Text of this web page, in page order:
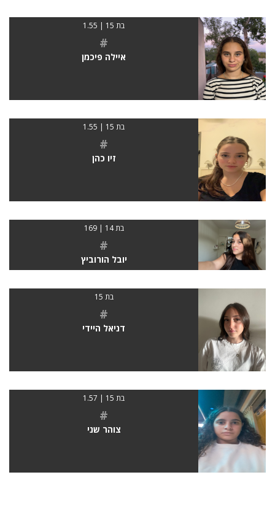
בת 15 | 1.55
#
איילה פיכמן
בת 15 | 1.55
#
זיו כהן
בת 14 | 169
#
יובל הורוביץ
בת 15
#
דניאל היידי
בת 15 | 1.57
#
צוהר שני